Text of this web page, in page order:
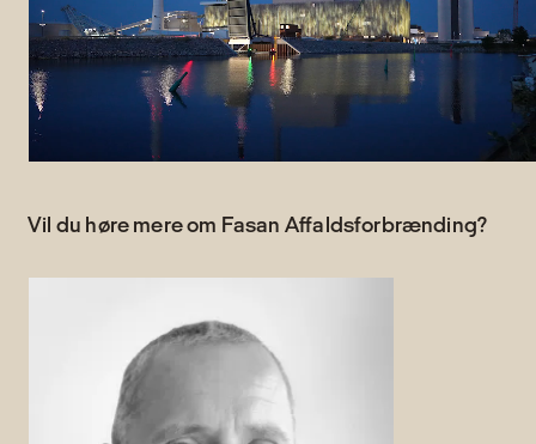
Vil du høre mere om Fasan Affaldsforbrænding?